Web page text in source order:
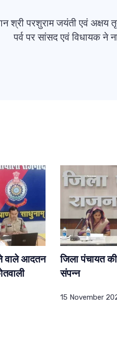
श्री परशुराम जयंती एवं अक्षय
पर्व पर सांसद एवं विधायक ने
वाले आदतन
जिला पंचायत
संपन्न
15 November